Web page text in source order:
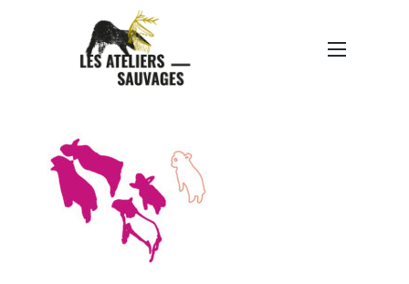
VISU IMAGE MUSÉE_PLAN
DE TRAVAIL 1